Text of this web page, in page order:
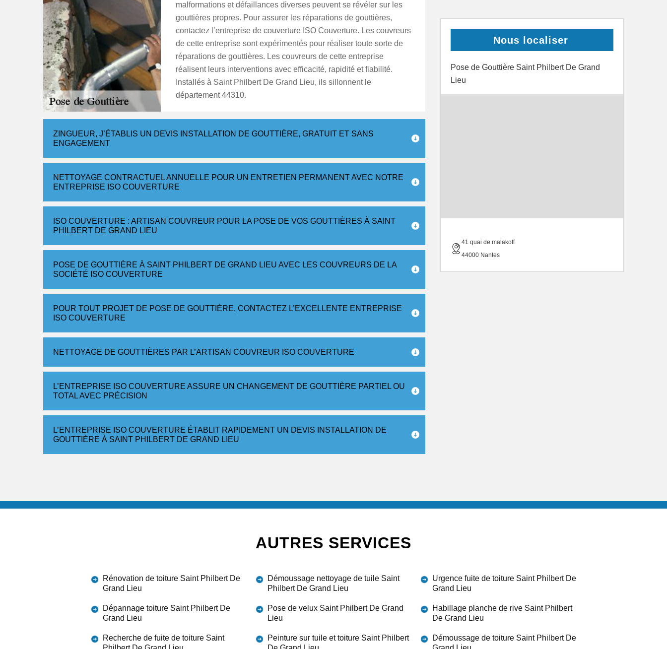
malformations et défaillances diverses peuvent se révéler sur les
gouttières propres. Pour assurer les réparations de gouttières,
contactez l’entreprise de couverture ISO Couverture. Les couvreurs
de cette entreprise sont expérimentés pour réaliser toute sorte de
réparations de gouttières. Les couvreurs de cette entreprise
réalisent leurs interventions avec efficacité, rapidité et fiabilité.
Installés à Saint Philbert De Grand Lieu, ils sillonnent le
département 44310.
ZINGUEUR, J’ÉTABLIS UN DEVIS INSTALLATION DE GOUTTIÈRE, GRATUIT ET SANS
ENGAGEMENT
NETTOYAGE CONTRACTUEL ANNUELLE POUR UN ENTRETIEN PERMANENT AVEC NOTRE
ENTREPRISE ISO COUVERTURE
ISO COUVERTURE : ARTISAN COUVREUR POUR LA POSE DE VOS GOUTTIÈRES À SAINT
PHILBERT DE GRAND LIEU
POSE DE GOUTTIÈRE À SAINT PHILBERT DE GRAND LIEU AVEC LES COUVREURS DE LA
SOCIÉTÉ ISO COUVERTURE
POUR TOUT PROJET DE POSE DE GOUTTIÈRE, CONTACTEZ L’EXCELLENTE ENTREPRISE
ISO COUVERTURE
NETTOYAGE DE GOUTTIÈRES PAR L’ARTISAN COUVREUR ISO COUVERTURE
L’ENTREPRISE ISO COUVERTURE ASSURE UN CHANGEMENT DE GOUTTIÈRE PARTIEL OU
TOTAL AVEC PRÉCISION
L’ENTREPRISE ISO COUVERTURE ÉTABLIT RAPIDEMENT UN DEVIS INSTALLATION DE
GOUTTIÈRE À SAINT PHILBERT DE GRAND LIEU
Nous localiser
Pose de Gouttière Saint Philbert De Grand
Lieu
41 quai de malakoff
44000 Nantes
AUTRES SERVICES
Rénovation de toiture Saint Philbert De
Grand Lieu
Dépannage toiture Saint Philbert De
Grand Lieu
Recherche de fuite de toiture Saint
Démoussage nettoyage de tuile Saint
Philbert De Grand Lieu
Pose de velux Saint Philbert De Grand
Lieu
Peinture sur tuile et toiture Saint Philbert
Urgence fuite de toiture Saint Philbert De
Grand Lieu
Habillage planche de rive Saint Philbert
De Grand Lieu
Démoussage de toiture Saint Philbert De